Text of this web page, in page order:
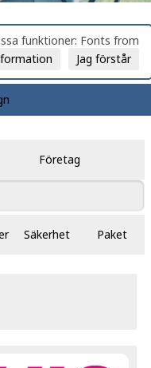
funktioner: Fonts from
Jag förstår
Företag
Säkerhet Paket